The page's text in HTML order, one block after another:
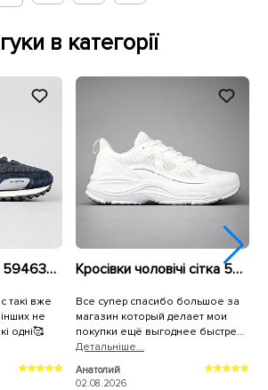
в категорії
Кросівки чоловічі 594637 Сині
такі вже
не
одні🥰
Кросівки чоловічі сітка 594396 Білі
Все супер спасибо большое за
магазин который делает мои
покупки ещё выгоднее быстрее
и качественнее,спасибо
большое всему коллективу
магазина Sezon.ua за самоё
Детальнiше...
Анатолий
02.08.2026